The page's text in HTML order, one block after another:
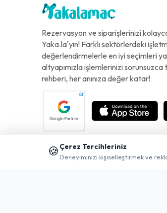
Rezervasyon ve siparişlerinizi
Yaka.la'yın! Farklı sektörlerdeki
değerlendirmelerle en iyi seçimleri
altyapımızla işlemlerinizi
rehberi, her anınıza değer katar!
🍪 Çerez Tercihleriniz
Deneyiminizi kişiselleştirmek ve